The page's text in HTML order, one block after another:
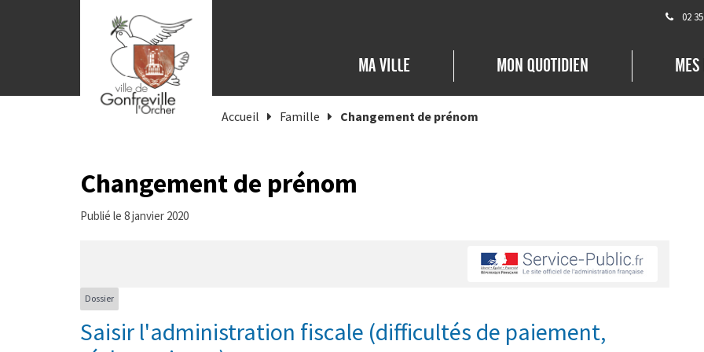
02
MA VILLE MON QUOTIDIEN
Accueil Famille Changement de prénom
Changement de prénom
Publié le 8 janvier 2020
Dossier
Saisir l'administration fiscale (difficultés de paiement,